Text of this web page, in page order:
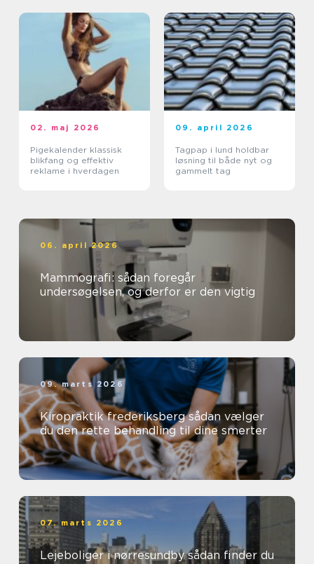
02. maj 2026
Pigekalender klassisk
blikfang og effektiv
reklame i hverdagen
09. april 2026
Tagpap i lund holdbar
løsning til både nyt og
gammelt tag
06. april 2026
Mammografi: sådan foregår
undersøgelsen, og derfor er den vigtig
09. marts 2026
Kiropraktik frederiksberg sådan vælger
du den rette behandling til dine smerter
07. marts 2026
Lejeboliger i nørresundby sådan finder du